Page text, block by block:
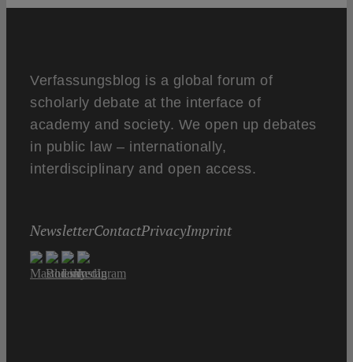
Verfassungsblog is a global forum of
scholarly debate at the interface of
academy and society. We open up debates
in public law – internationally,
interdisciplinary and open access.
NewsletterContactPrivacyImprint